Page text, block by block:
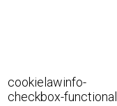
cookielawinfo-
checkbox-functional